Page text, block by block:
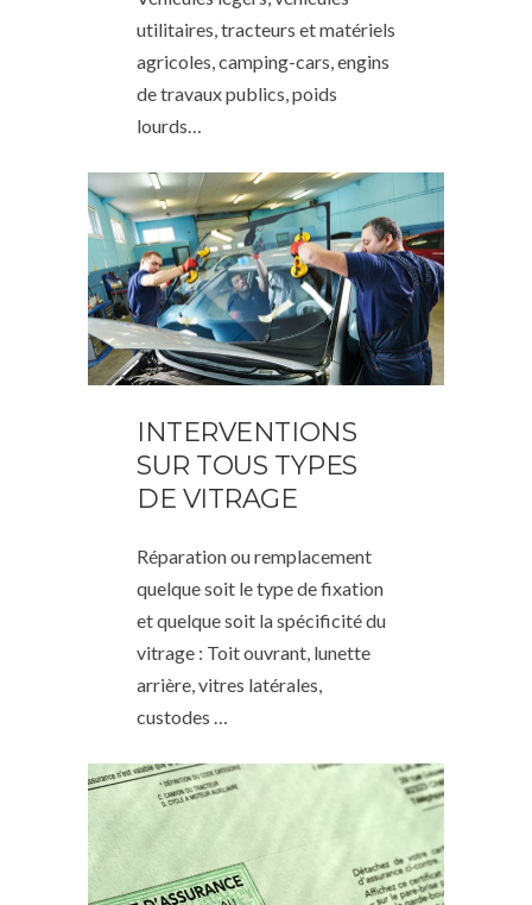
utilitaires, tracteurs et matériels
agricoles, camping-cars, engins
de travaux publics, poids
lourds…
INTERVENTIONS
SUR TOUS TYPES
DE VITRAGE
Réparation ou remplacement
quelque soit le type de fixation
et quelque soit la spécificité du
vitrage : Toit ouvrant, lunette
arrière, vitres latérales,
custodes …